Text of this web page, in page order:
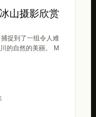
山摄影欣赏
捉到了一组令人难
的自然的美丽。 M